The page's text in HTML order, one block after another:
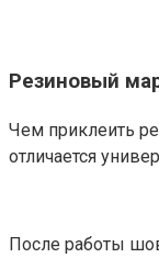
Резиновый
Чем приклеить
отличается
После работы